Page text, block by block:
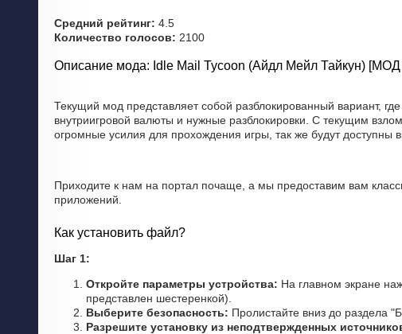
Средний рейтинг: 4.5
Количество голосов: 2100
Описание мода: Idle Mail Tycoon (Айдл Мейл Тайкун) [МОД
Текущий мод представляет собой разблокированный вариант,
внутриигровой валюты и нужные разблокировки. С текущим
огромные усилия для прохождения игры, так же будут доступны
Приходите к нам на портал почаще, а мы предоставим вам
приложений.
Как установить файл?
Шаг 1:
Откройте параметры устройства: На главном экране
представлен шестеренкой).
Выберите безопасность: Пролистайте вниз до раздела
Разрешите установку из неподтвержденных